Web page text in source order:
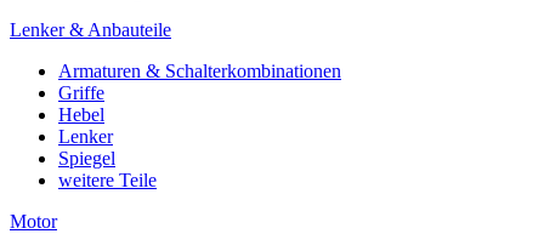
Lenker & Anbauteile
Armaturen & Schalterkombinationen
Griffe
Hebel
Lenker
Spiegel
weitere Teile
Motor